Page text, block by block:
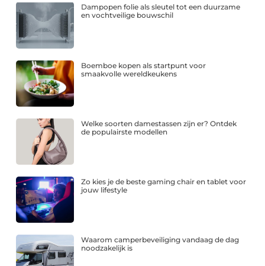
Dampopen folie als sleutel tot een duurzame
en vochtveilige bouwschil
Boemboe kopen als startpunt voor
smaakvolle wereldkeukens
Welke soorten damestassen zijn er? Ontdek
de populairste modellen
Zo kies je de beste gaming chair en tablet voor
jouw lifestyle
Waarom camperbeveiliging vandaag de dag
noodzakelijk is